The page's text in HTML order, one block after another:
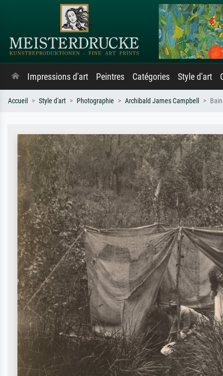
Impressions d'art Peintres Catégories Style d'art
Accueil Style d'art Photographie Archibald James Campbell